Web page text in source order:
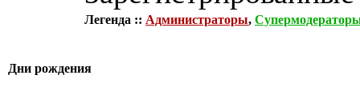
Легенда :: Администраторы,
Дни рождения